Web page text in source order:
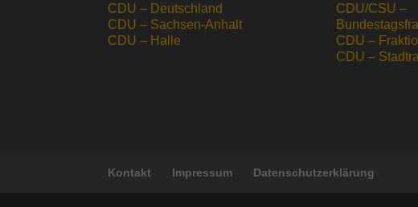
CDU – Deutschland
CDU – Sachsen-Anhalt
CDU – Halle
CDU/CSU –
CDU –
CDU –
Kontakt Impressum Datenschutzerklärung